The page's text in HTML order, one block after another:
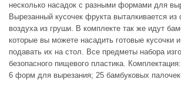
несколько насадок с разными формами для
Вырезанный кусочек фрукта выталкивается
воздуха из груши. В комплекте так же идут
которые вы можете насадить готовые кусочки
подавать их на стол. Все предметы набора
безопасного пищевого пластика.
6 форм для вырезания; 25 бамбуковых